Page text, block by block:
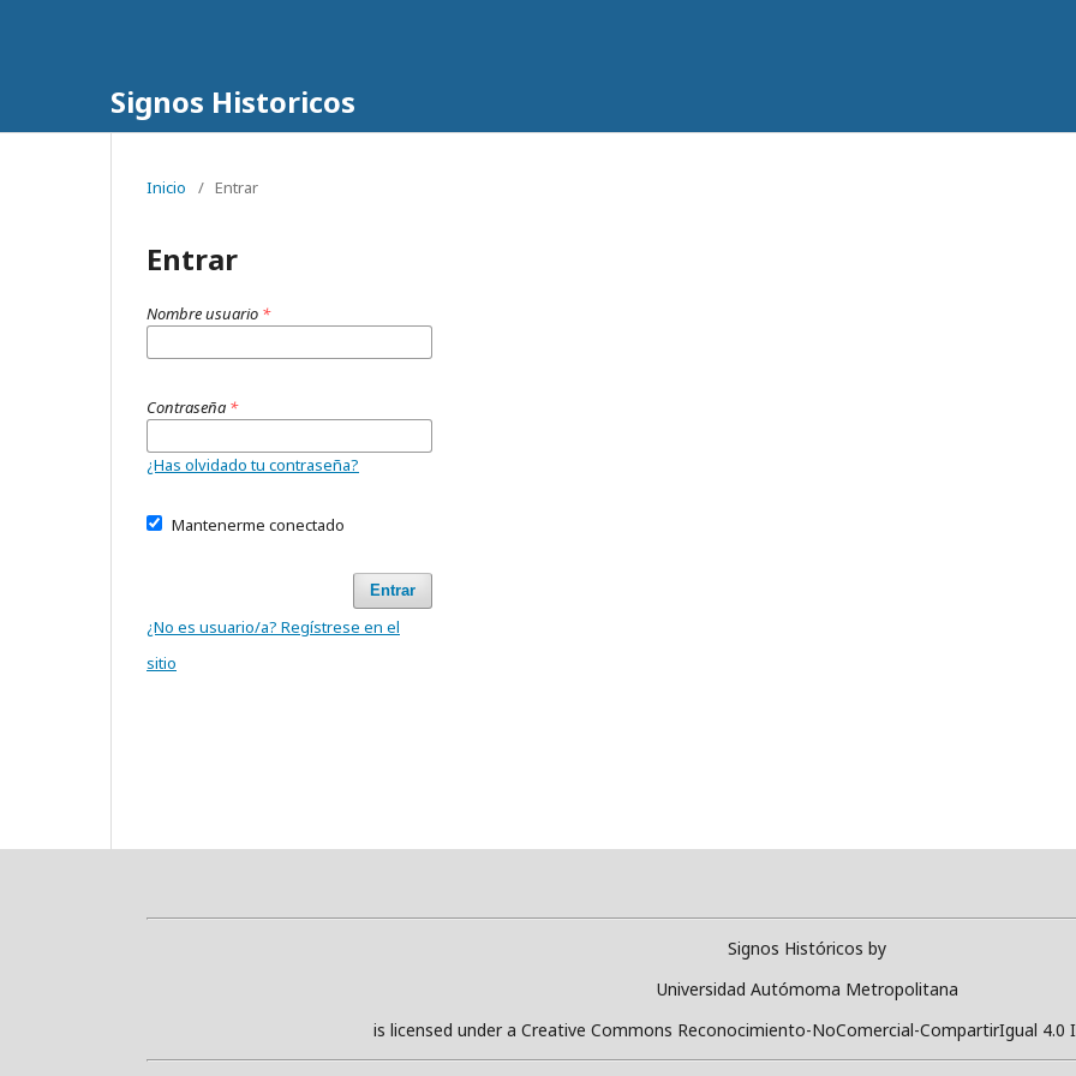
Signos Historicos
Inicio / Entrar
Entrar
Nombre usuario *
Contraseña *
¿Has olvidado tu contraseña?
Mantenerme conectado
Entrar
¿No es usuario/a? Regístrese en el
sitio
Signos Históricos by
Universidad Autómoma Metropolitana
is licensed under a Creative Commons Reconocimiento-NoComercial-CompartirIgual 4.0